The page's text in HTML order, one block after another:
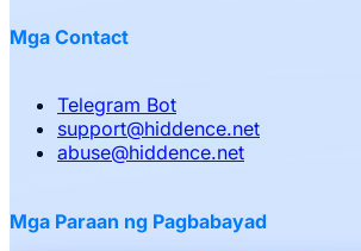
Mga Contact
Telegram Bot
support@hiddence.net
abuse@hiddence.net
Mga Paraan ng Pagbabayad